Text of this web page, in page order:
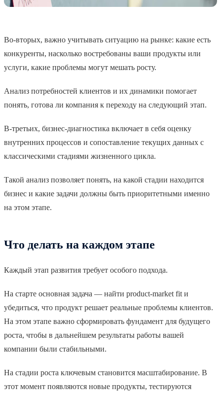
Во-вторых, важно учитывать ситуацию на рынке: какие есть
конкуренты, насколько востребованы ваши продукты или
услуги, какие проблемы могут мешать росту.
Анализ потребностей клиентов и их динамики помогает
понять, готова ли компания к переходу на следующий этап.
В-третьих, бизнес-диагностика включает в себя оценку
внутренних процессов и сопоставление текущих данных с
классическими стадиями жизненного цикла.
Такой анализ позволяет понять, на какой стадии находится
бизнес и какие задачи должны быть приоритетными именно
на этом этапе.
Что делать на каждом этапе
Каждый этап развития требует особого подхода.
На старте основная задача — найти product-market fit и
убедиться, что продукт решает реальные проблемы клиентов.
На этом этапе важно сформировать фундамент для будущего
роста, чтобы в дальнейшем результаты работы вашей
компании были стабильными.
На стадии роста ключевым становится масштабирование. В
этот момент появляются новые продукты, тестируются